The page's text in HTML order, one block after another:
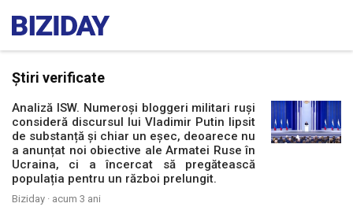
Știri verificate
Analiză ISW. Numeroși bloggeri militari ruși
consideră discursul lui Vladimir Putin lipsit
de substanță și chiar un eșec, deoarece nu
a anunțat noi obiective ale Armatei Ruse în
Ucraina, ci a încercat să pregătească
populația pentru un război prelungit.
Biziday · acum 3 ani